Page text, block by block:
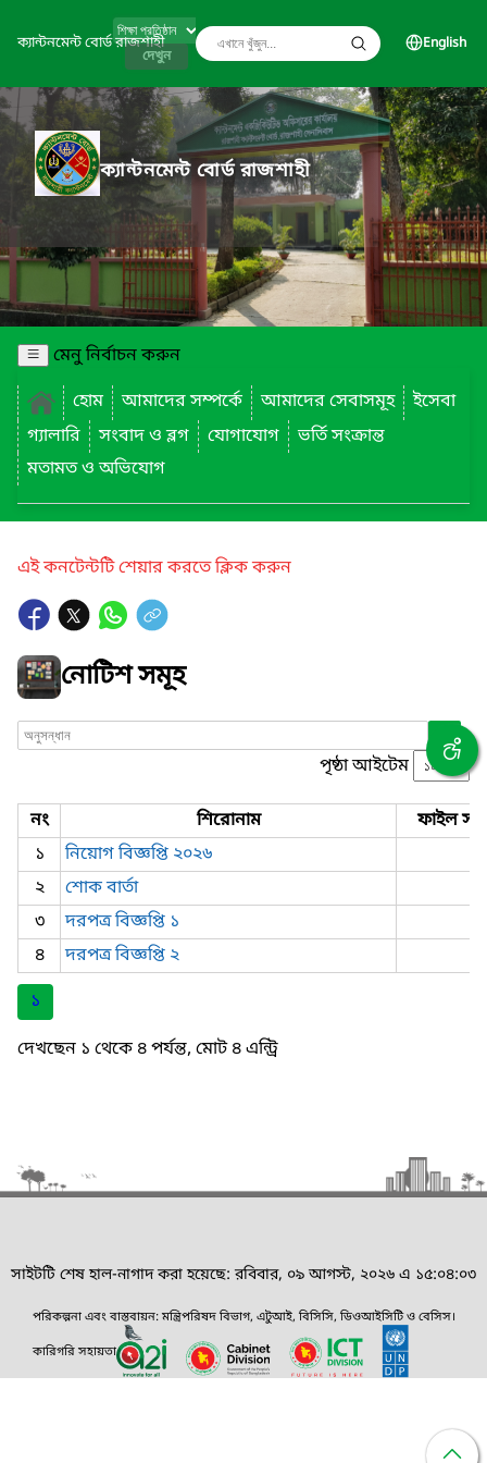
ক্যান্টনমেন্ট বোর্ড রাজশাহী
দেখুন
English
ক্যান্টনমেন্ট বোর্ড রাজশাহী
মেনু নির্বাচন করুন
হোম
আমাদের সম্পর্কে আমাদের সেবাসমূহ
ইসেবা
গ্যালারি
সংবাদ ও ব্লগ যোগাযোগ
ভর্তি সংক্রান্ত
মতামত ও অভিযোগ
এই কনটেন্টটি শেয়ার করতে ক্লিক করুন
নোটিশ সমূহ
পৃষ্ঠা আইটেম
নং শিরোনাম
ফাইল
১
নিয়োগ বিজ্ঞপ্তি ২০২৬
২
শোক বার্তা
৩
দরপত্র বিজ্ঞপ্তি ১
৪
দরপত্র বিজ্ঞপ্তি ২
১
দেখছেন ১ থেকে ৪ পর্যন্ত, মোট ৪ এন্ট্রি
সাইটটি শেষ হাল-নাগাদ করা হয়েছে: রবিবার, ০৯ আগস্ট, ২০২৬ এ ১৫:০৪:০৩
পরিকল্পনা এবং বাস্তবায়ন: মন্ত্রিপরিষদ বিভাগ, এটুআই, বিসিসি, ডিওআইসিটি ও বেসিস।
কারিগরি সহায়তা